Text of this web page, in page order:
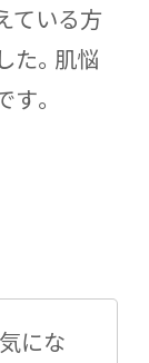
ている方
た。肌悩
。
にな